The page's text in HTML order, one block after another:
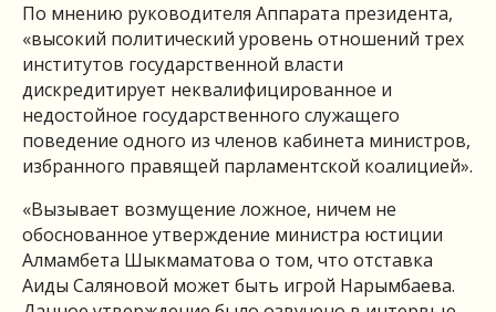
По мнению руководителя Аппарата президента,
«высокий политический уровень отношений трех
институтов государственной власти
дискредитирует неквалифицированное и
недостойное государственного служащего
поведение одного из членов кабинета министров,
избранного правящей парламентской коалицией».
«Вызывает возмущение ложное, ничем не
обоснованное утверждение министра юстиции
Алмамбета Шыкмаматова о том, что отставка
Аиды Саляновой может быть игрой Нарымбаева.